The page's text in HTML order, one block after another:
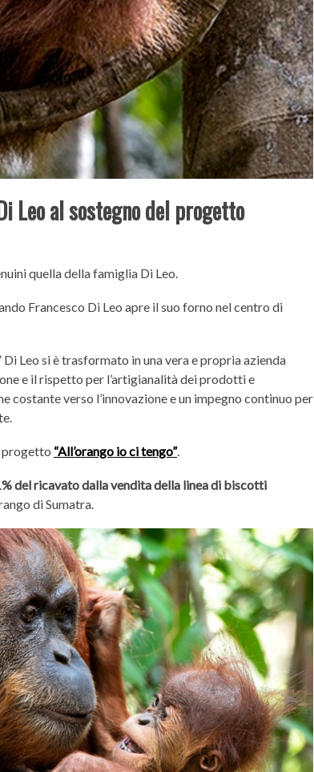
Leo al sostegno del progetto
quella della famiglia Di Leo.
Francesco Di Leo apre il suo forno nel centro di
Leo si è trasformato in una vera e propria azienda
e il rispetto per l’artigianalità dei prodotti e
costante verso l’innovazione e un impegno continuo per
progetto “All’orango io ci tengo”.
del ricavato dalla vendita della linea di biscotti
di Sumatra.